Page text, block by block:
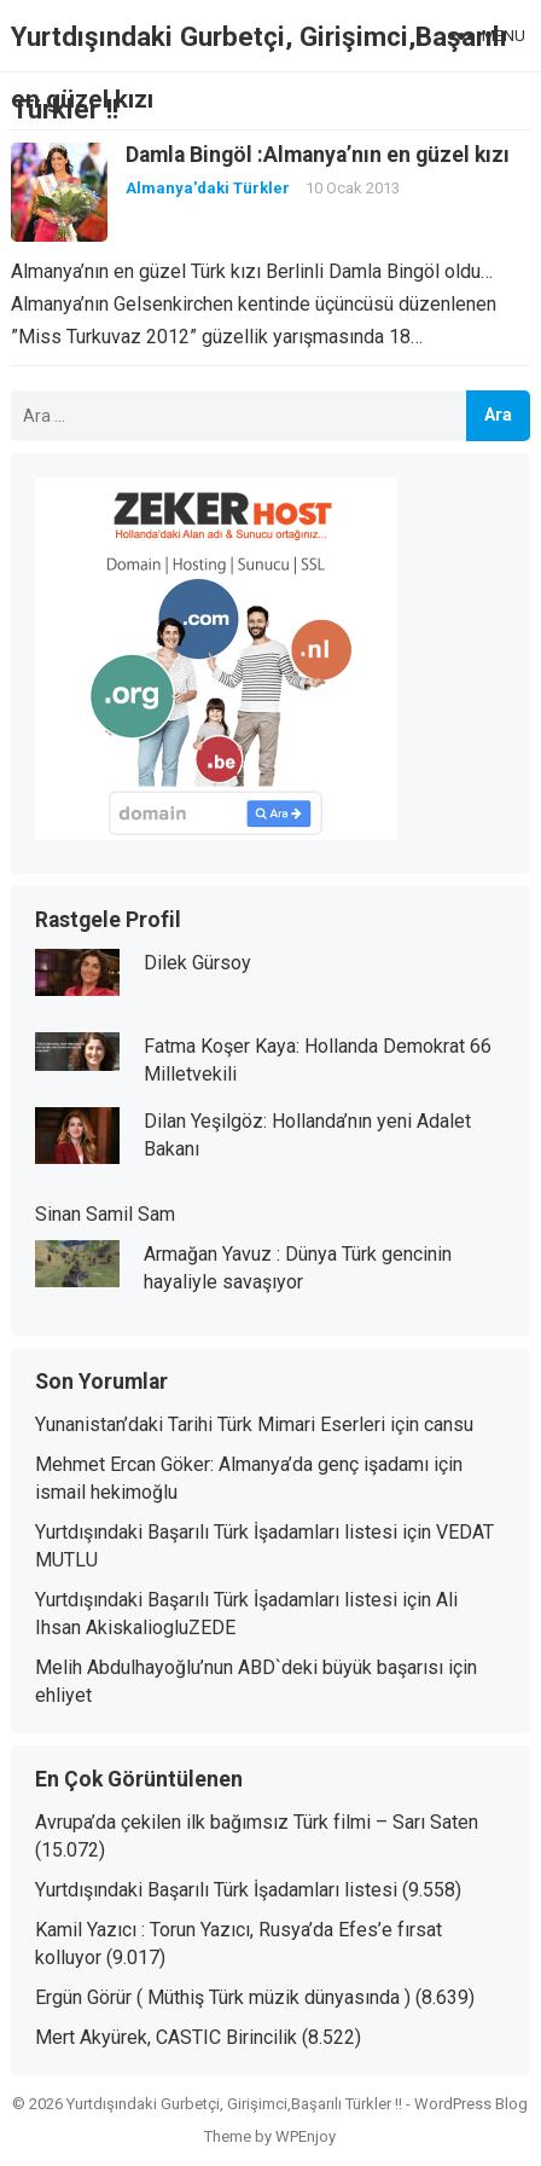
Yurtdışındaki Gurbetçi, Girişimci,Başarılı
Türkler !!
MENU
en güzel kızı
Damla Bingöl :Almanya’nın en güzel kızı
Almanya'daki Türkler 10 Ocak 2013
Almanya’nın en güzel Türk kızı Berlinli Damla Bingöl oldu…
Almanya’nın Gelsenkirchen kentinde üçüncüsü düzenlenen
”Miss Turkuvaz 2012” güzellik yarışmasında 18…
Rastgele Profil
Dilek Gürsoy
Fatma Koşer Kaya: Hollanda Demokrat 66
Milletvekili
Dilan Yeşilgöz: Hollanda’nın yeni Adalet
Bakanı
Sinan Samil Sam
Armağan Yavuz : Dünya Türk gencinin
hayaliyle savaşıyor
Son Yorumlar
Yunanistan’daki Tarihi Türk Mimari Eserleriiçin cansu
Mehmet Ercan Göker: Almanya’da genç işadamıiçin
ismail hekimoğlu
Yurtdışındaki Başarılı Türk İşadamları listesiiçin VEDAT
MUTLU
Yurtdışındaki Başarılı Türk İşadamları listesiiçin Ali
Ihsan AkiskaliogluZEDE
Melih Abdulhayoğlu’nun ABD`deki büyük başarısıiçin
ehliyet
En Çok Görüntülenen
Avrupa’da çekilen ilk bağımsız Türk filmi – Sarı Saten
(15.072)
Yurtdışındaki Başarılı Türk İşadamları listesi (9.558)
Kamil Yazıcı : Torun Yazıcı, Rusya’da Efes’e fırsat
kolluyor (9.017)
Ergün Görür ( Müthiş Türk müzik dünyasında ) (8.639)
Mert Akyürek, CASTIC Birincilik (8.522)
© 2026 Yurtdışındaki Gurbetçi, Girişimci,Başarılı Türkler !! -WordPress Blog
Theme byWPEnjoy